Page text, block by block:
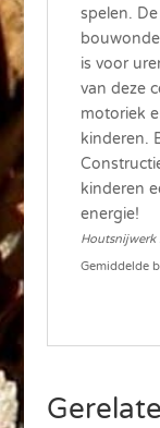
spelen.
is voor
van deze
motoriek
kinderen.
kinderen
energie!
Houtsnijwerk
Gemiddelde